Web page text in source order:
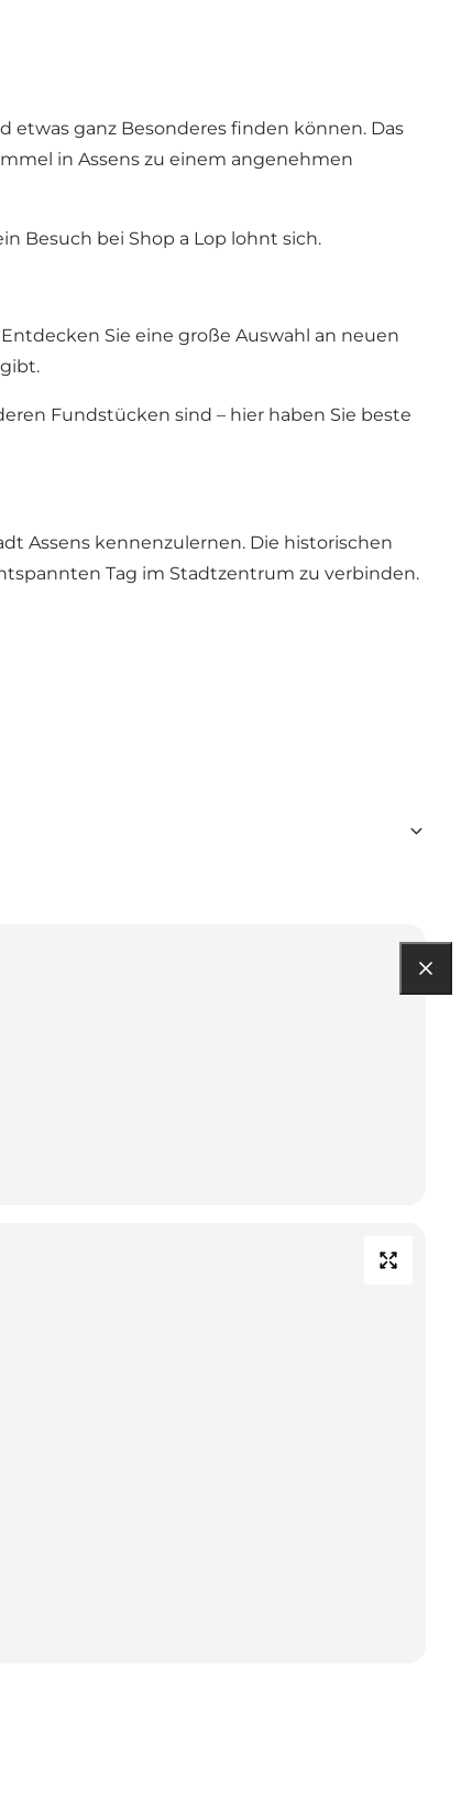
etwas ganz Besonderes finden können. Das
in Assens zu einem angenehmen
Besuch bei Shop a Lop lohnt sich.
Sie eine große Auswahl an neuen
Fundstücken sind – hier haben Sie beste
Assens kennenzulernen. Die historischen
Tag im Stadtzentrum zu verbinden.